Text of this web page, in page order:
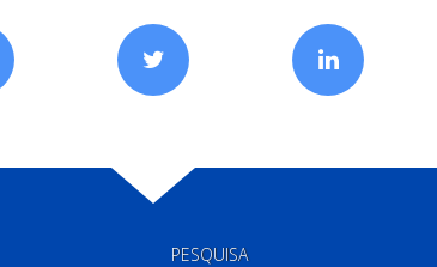
PESQUISA